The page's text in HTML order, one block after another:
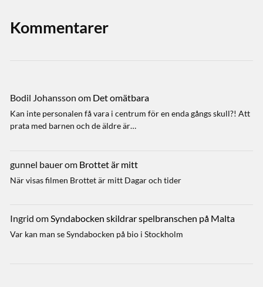
Kommentarer
Bodil Johansson om Det omätbara
Kan inte personalen få vara i centrum för en enda gångs skull?! Att
prata med barnen och de äldre är…
gunnel bauerom Brottet är mitt
När visas filmen Brottet är mitt Dagar och tider
Ingrid omSyndabocken skildrar spelbranschen på Malta
Var kan man se Syndabocken på bio i Stockholm